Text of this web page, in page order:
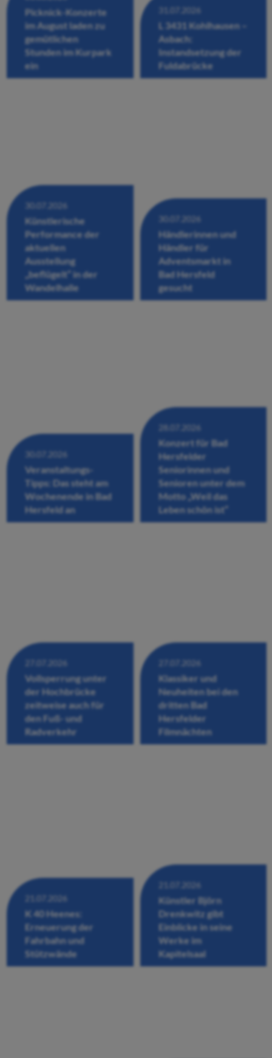
Picknick-Konzerte
im August laden zu
gemütlichen
Stunden im Kurpark
ein
31.07.2026
L 3431 Kohlhausen –
Asbach:
Instandsetzung der
Fuldabrücke
30.07.2026
Künstlerische
Performance der
aktuellen
Ausstellung
„beflügelt“ in der
Wandelhalle
30.07.2026
Händlerinnen und
Händler für
Adventsmarkt in
Bad Hersfeld
gesucht
30.07.2026
Veranstaltungs-
Tipps: Das steht am
Wochenende in Bad
Hersfeld an
28.07.2026
Konzert für Bad
Hersfelder
Seniorinnen und
Senioren unter dem
Motto „Weil das
Leben schön ist“
27.07.2026
Vollsperrung unter
der Hochbrücke
zeitweise auch für
den Fuß- und
Radverkehr
27.07.2026
Klassiker und
Neuheiten bei den
dritten Bad
Hersfelder
Filmnächten
21.07.2026
K 40 Heenes:
Erneuerung der
Fahrbahn und
Stützwände
21.07.2026
Künstler Björn
Drenkwitz gibt
Einblicke in seine
Werke im
Kapitelsaal